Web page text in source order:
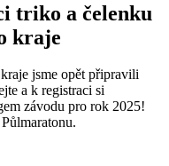
triko a čelenku
kraje
jsme opět připravili
a k registraci si
závodu pro rok 2025!